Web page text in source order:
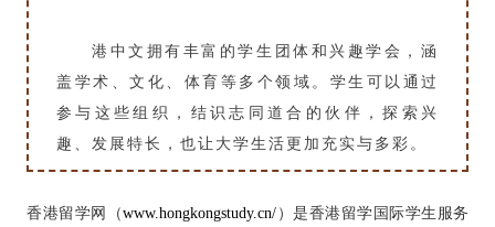
港中文拥有丰富的学生团体和兴趣学会，涵
盖学术、文化、体育等多个领域。学生可以通过
参与这些组织，结识志同道合的伙伴，探索兴
趣、发展特长，也让大学生活更加充实与多彩。
香港留学网（www.hongkongstudy.cn/ ） 是香港留学国际学生服务